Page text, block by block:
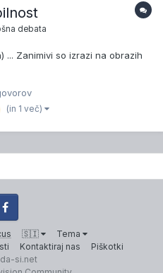
debata
... Zanimivi so izrazi na obrazih
(in 1 več)
🇸🇮
Tema
Kontaktiraj nas Piškotki
si.net